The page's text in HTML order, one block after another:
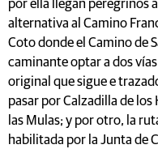
por ella llegan peregrinos
alternativa al Camino
Coto donde el Camino de
caminante optar a dos
original que sigue e
pasar por Calzadilla de
las Mulas; y por otro, la
habilitada por la Junta de